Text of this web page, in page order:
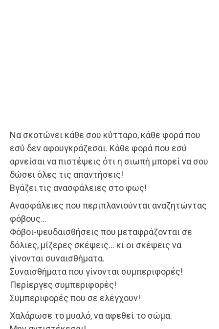
Να σκοτώνει κάθε σου κύτταρο, κάθε φορά που
εσύ δεν αφουγκράζεσαι. Κάθε φορά που εσύ
αρνείσαι να πιστέψεις ότι η σιωπή μπορεί να σου
δώσει όλες τις απαντήσεις!
Βγάζει τις ανασφάλειες στο φως!
Ανασφάλειες που περιπλανιούνται αναζητώντας
φόβους…
Φόβοι-ψευδαισθήσεις που μεταφράζονται σε
δόλιες, μίζερες σκέψεις… κι οι σκέψεις να
γίνονται συναισθήματα.
Συναισθήματα που γίνονται συμπεριφορές!
Περίεργες συμπεριφορές!
Συμπεριφορές που σε ελέγχουν!
Χαλάρωσε το μυαλό, να αφεθεί το σώμα.